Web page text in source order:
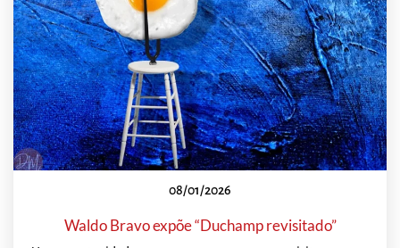
08/01/2026
Waldo Bravo expõe “Duchamp revisitado”